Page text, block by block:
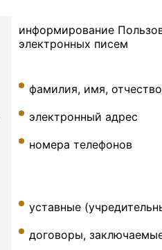
информирование
электронных писем
фамилия, имя, отчество
электронный адрес
номера телефонов
уставные
договоры,